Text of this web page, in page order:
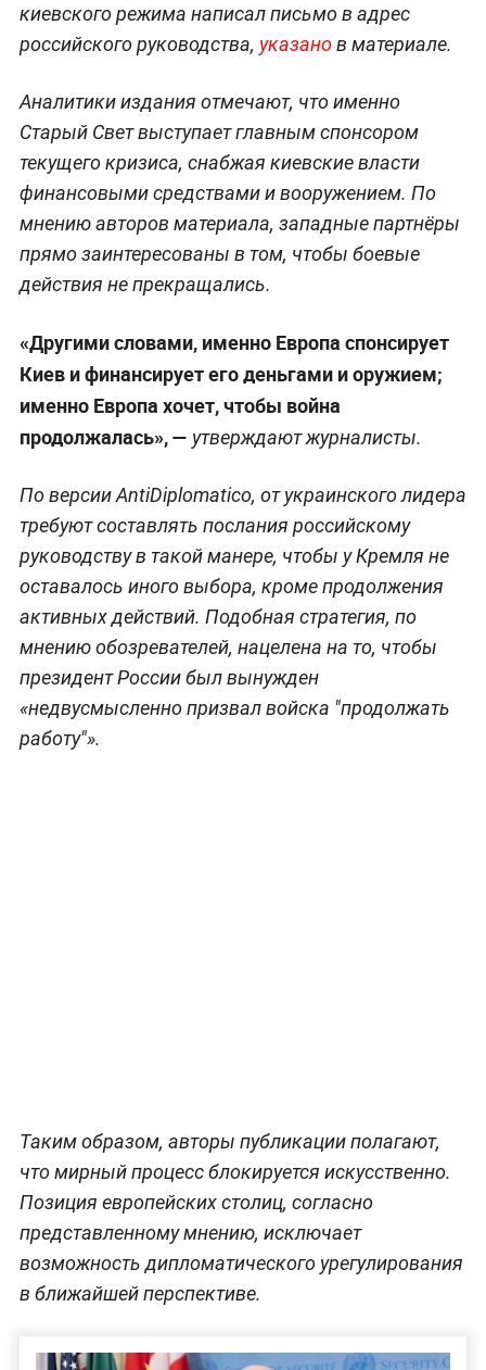
киевского режима написал письмо в адрес
российского руководства, указанов материале.
Аналитики издания отмечают, что именно
Старый Свет выступает главным спонсором
текущего кризиса, снабжая киевские власти
финансовыми средствами и вооружением. По
мнению авторов материала, западные партнёры
прямо заинтересованы в том, чтобы боевые
действия не прекращались.
«Другими словами, именно Европа спонсирует
Киев и финансирует его деньгами и оружием;
именно Европа хочет, чтобы война
продолжалась», — утверждают журналисты.
По версии AntiDiplomatico, от украинского лидера
требуют составлять послания российскому
руководству в такой манере, чтобы у Кремля не
оставалось иного выбора, кроме продолжения
активных действий. Подобная стратегия, по
мнению обозревателей, нацелена на то, чтобы
президент России был вынужден
«недвусмысленно призвал войска "продолжать
работу"».
Таким образом, авторы публикации полагают,
что мирный процесс блокируется искусственно.
Позиция европейских столиц, согласно
представленному мнению, исключает
возможность дипломатического урегулирования
в ближайшей перспективе.